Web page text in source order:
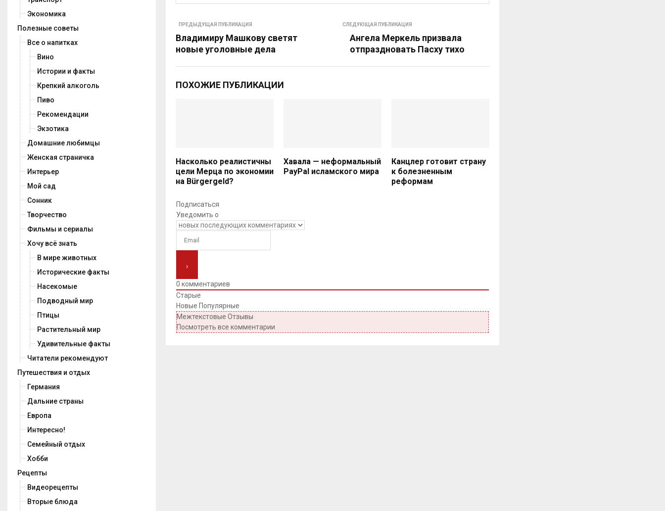
ПРЕДЫДУЩАЯ ПУБЛИКАЦИЯ
Владимиру Машкову светят
новые уголовные дела
СЛЕДУЮЩАЯ ПУБЛИКАЦИЯ
Ангела Меркель призвала
отпраздновать Пасху тихо
ПОХОЖИЕ ПУБЛИКАЦИИ
Насколько реалистичны
цели Мерца по экономии
на Bürgergeld?
Хавала — неформальный
PayPal исламского мира
Канцлер готовит страну
к болезненным
реформам
Подписаться
Уведомить о
0 комментариев
Старые
Новые Популярные
Межтекстовые Отзывы
Посмотреть все комментарии
Экономика
Полезные советы
Все о напитках
Вино
Истории и факты
Крепкий алкоголь
Пиво
Рекомендации
Экзотика
Домашние любимцы
Женская страничка
Интерьер
Мой сад
Сонник
Творчество
Фильмы и сериалы
Хочу всё знать
В мире животных
Исторические факты
Насекомые
Подводный мир
Птицы
Растительный мир
Удивительные факты
Читатели рекомендуют
Путешествия и отдых
Германия
Дальние страны
Европа
Интересно!
Семейный отдых
Хобби
Рецепты
Видеорецепты
Вторые блюда